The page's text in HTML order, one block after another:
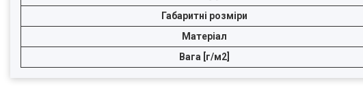
Габаритні розміри
Матеріал
Вага [г/м2]